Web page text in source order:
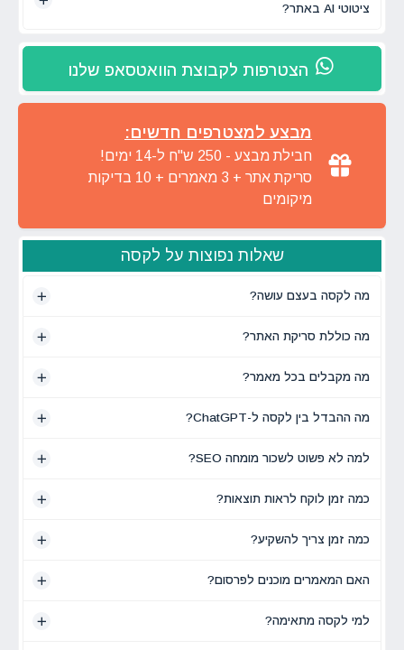
ציטוטי AI באתר?
הצטרפות לקבוצת הוואטסאפ שלנו
מבצע למצטרפים חדשים:
חבילת מבצע - 250 ש"ח ל-14 ימים!
סריקת אתר + 3 מאמרים + 10 בדיקות
מיקומים
שאלות נפוצות על לקסה
מה לקסה בעצם עושה?
מה כוללת סריקת האתר?
מה מקבלים בכל מאמר?
מה ההבדל בין לקסה ל-ChatGPT?
למה לא פשוט לשכור מומחה SEO?
כמה זמן לוקח לראות תוצאות?
כמה זמן צריך להשקיע?
האם המאמרים מוכנים לפרסום?
למי לקסה מתאימה?